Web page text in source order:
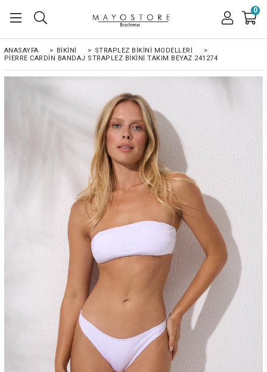
0
ANASAYFA > BİKİNİ > STRAPLEZ BIKINI MODELLERI
>
PIERRE CARDIN BANDAJ STRAPLEZ BIKINI TAKIM BEYAZ 241274